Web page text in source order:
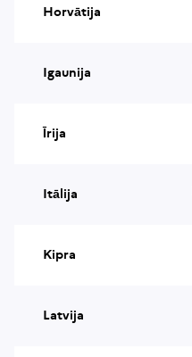
Horvātija
Igaunija
Īrija
Itālija
Kipra
Latvija